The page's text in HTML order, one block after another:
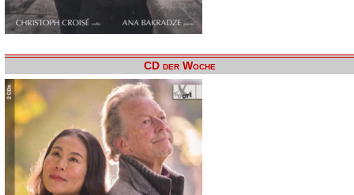
CD der Woche